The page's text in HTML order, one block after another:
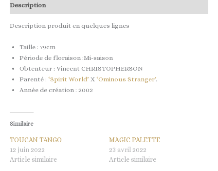
Description
Description produit en quelques lignes
Taille : 79cm
Période de floraison :Mi-saison
Obtenteur : Vincent CHRISTOPHERSON
Parenté : ‘Spirit World’ X ‘Ominous Stranger’.
Année de création : 2002
Similaire
TOUCAN TANGO
12 juin 2022
Article similaire
MAGIC PALETTE
23 avril 2022
Article similaire